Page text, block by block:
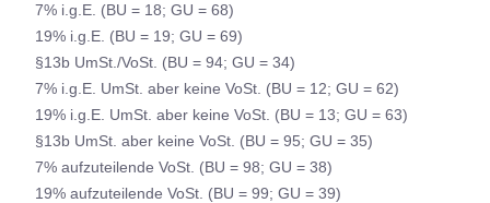
7% i.g.E. (BU = 18; GU = 68)
19% i.g.E. (BU = 19; GU = 69)
§13b UmSt./VoSt. (BU = 94; GU = 34)
7% i.g.E. UmSt. aber keine VoSt. (BU = 12; GU = 62)
19% i.g.E. UmSt. aber keine VoSt. (BU = 13; GU = 63)
§13b UmSt. aber keine VoSt. (BU = 95; GU = 35)
7% aufzuteilende VoSt. (BU = 98; GU = 38)
19% aufzuteilende VoSt. (BU = 99; GU = 39)